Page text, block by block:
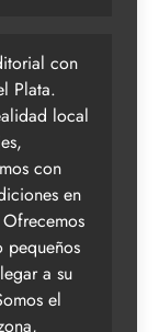
con
Plata.
local
con
en
pequeños
a su
el